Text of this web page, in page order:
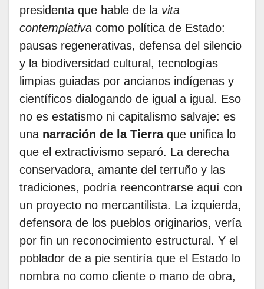
presidenta que hable de la vita
contemplativa como política de Estado:
pausas regenerativas, defensa del silencio
y la biodiversidad cultural, tecnologías
limpias guiadas por ancianos indígenas y
científicos dialogando de igual a igual. Eso
no es estatismo ni capitalismo salvaje: es
una narración de la Tierraque unifica lo
que el extractivismo separó. La derecha
conservadora, amante del terruño y las
tradiciones, podría reencontrarse aquí con
un proyecto no mercantilista. La izquierda,
defensora de los pueblos originarios, vería
por fin un reconocimiento estructural. Y el
poblador de a pie sentiría que el Estado lo
nombra no como cliente o mano de obra,